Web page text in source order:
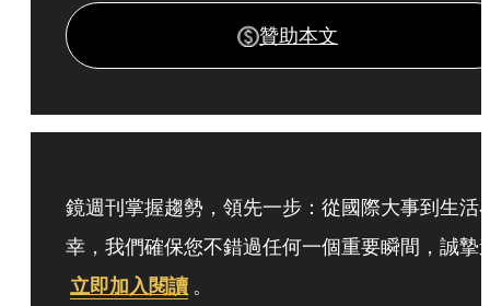
贊助本文
鏡週刊掌握趨勢，領先一步：從國際大事到生活
幸，我們確保您不錯過任何一個重要瞬間，誠摯
立即加入閱讀 。